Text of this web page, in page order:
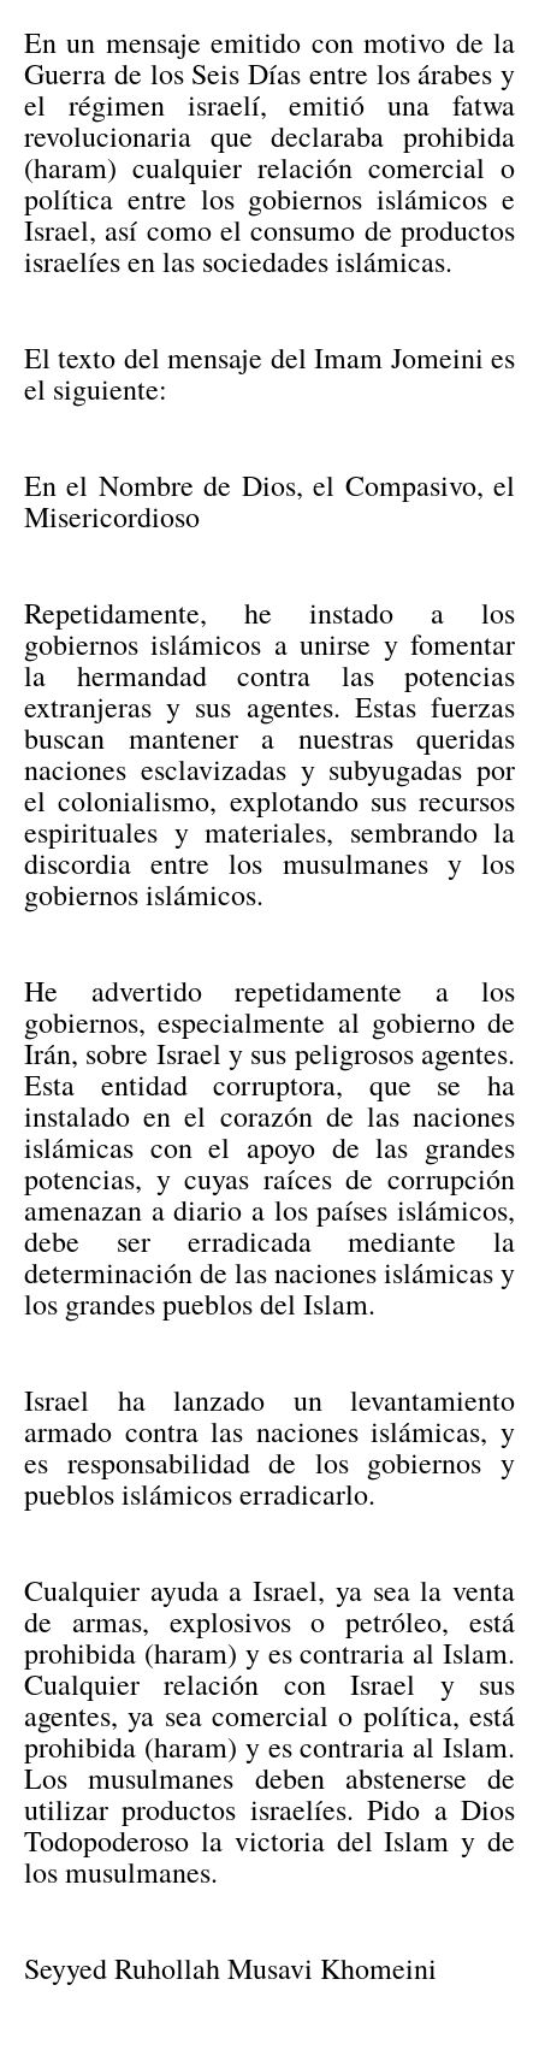
En un mensaje emitido con motivo de la
Guerra de los Seis Días entre los árabes y
el régimen israelí, emitió una fatwa
revolucionaria que declaraba prohibida
(haram) cualquier relación comercial o
política entre los gobiernos islámicos e
Israel, así como el consumo de productos
israelíes en las sociedades islámicas.
El texto del mensaje del Imam Jomeini es
el siguiente:
En el Nombre de Dios, el Compasivo, el
Misericordioso
Repetidamente, he instado a los
gobiernos islámicos a unirse y fomentar
la hermandad contra las potencias
extranjeras y sus agentes. Estas fuerzas
buscan mantener a nuestras queridas
naciones esclavizadas y subyugadas por
el colonialismo, explotando sus recursos
espirituales y materiales, sembrando la
discordia entre los musulmanes y los
gobiernos islámicos.
He advertido repetidamente a los
gobiernos, especialmente al gobierno de
Irán, sobre Israel y sus peligrosos agentes.
Esta entidad corruptora, que se ha
instalado en el corazón de las naciones
islámicas con el apoyo de las grandes
potencias, y cuyas raíces de corrupción
amenazan a diario a los países islámicos,
debe ser erradicada mediante la
determinación de las naciones islámicas y
los grandes pueblos del Islam.
Israel ha lanzado un levantamiento
armado contra las naciones islámicas, y
es responsabilidad de los gobiernos y
pueblos islámicos erradicarlo.
Cualquier ayuda a Israel, ya sea la venta
de armas, explosivos o petróleo, está
prohibida (haram) y es contraria al Islam.
Cualquier relación con Israel y sus
agentes, ya sea comercial o política, está
prohibida (haram) y es contraria al Islam.
Los musulmanes deben abstenerse de
utilizar productos israelíes. Pido a Dios
Todopoderoso la victoria del Islam y de
los musulmanes.
Seyyed Ruhollah Musavi Khomeini